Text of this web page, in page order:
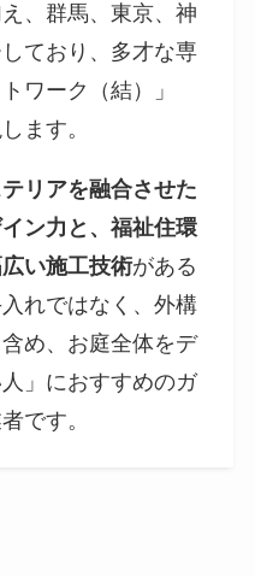
、群馬、東京、神
ており、多才な専
ワーク（結）」
ます。
リアを融合させた
ン力と、福祉住環
い施工技術がある
れではなく、外構
め、お庭全体をデ
」におすすめのガ
です。